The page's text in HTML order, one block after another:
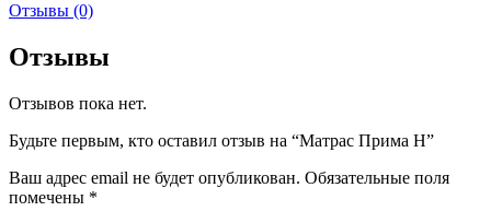
Отзывы (0)
Отзывы
Отзывов пока нет.
Будьте первым, кто оставил отзыв на “Матрас Прима Н”
Ваш адрес email не будет опубликован. Обязательные поля
помечены *